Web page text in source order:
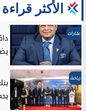
الأكثر قراءة
عقارات
رياضة